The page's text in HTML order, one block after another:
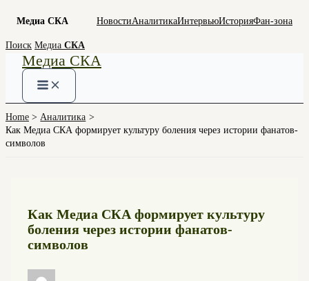
Медиа СКА НовостиАналитикаИнтервьюИсторияФан-зона
Skip
content
Поиск Медиа СКА
Медиа СКА
Home
Аналитика
Как Медиа СКА формирует культуру боления через истории фанатов-
символов
Как Медиа СКА формирует культуру
боления через истории фанатов-
символов